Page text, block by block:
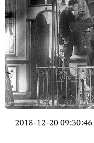
2018-12-20 09:30:46